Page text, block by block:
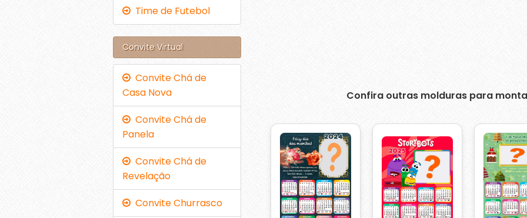
Confira outras molduras para
Time de Futebol
Convite Virtual
Convite Chá de
Casa Nova
Convite Chá de
Panela
Convite Chá de
Revelação
Convite Churrasco